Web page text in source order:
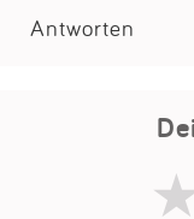
Antworten